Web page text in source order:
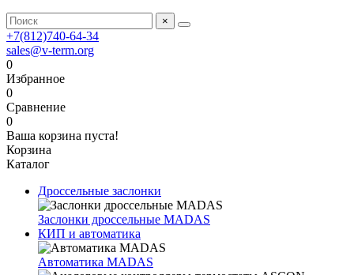
×
+7(812)740-64-34
sales@v-term.org
0
Избранное
0
Сравнение
0
Ваша корзина пуста!
Корзина
Каталог
Дроссельные заслонки
Заслонки дроссельные MADAS
КИП и автоматика
Автоматика MADAS